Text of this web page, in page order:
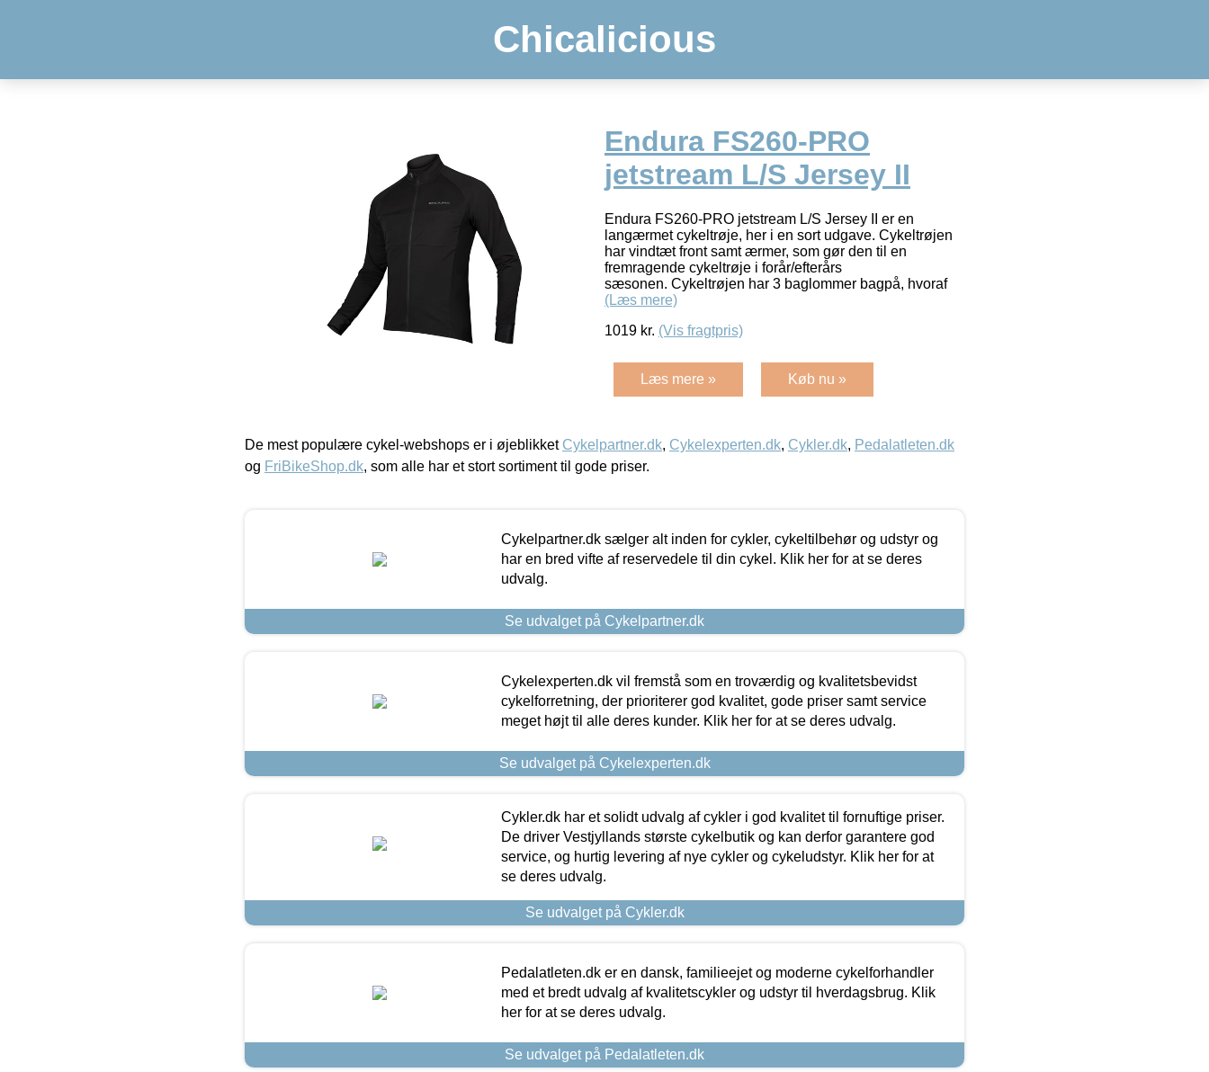
Chicalicious
Endura FS260-PRO
jetstream L/S Jersey II
Endura FS260-PRO jetstream L/S Jersey II er en
langærmet cykeltrøje, her i en sort udgave. Cykeltrøjen
har vindtæt front samt ærmer, som gør den til en
fremragende cykeltrøje i forår/efterårs
sæsonen. Cykeltrøjen har 3 baglommer bagpå, hvoraf
(Læs mere)
1019 kr. (Vis fragtpris)
Læs mere » Køb nu »
De mest populære cykel-webshops er i øjeblikket Cykelpartner.dk, Cykelexperten.dk, Cykler.dk, Pedalatleten.dk
og FriBikeShop.dk, som alle har et stort sortiment til gode priser.
Cykelpartner.dk sælger alt inden for cykler, cykeltilbehør og udstyr og
har en bred vifte af reservedele til din cykel. Klik her for at se deres
udvalg.
Se udvalget på Cykelpartner.dk
Cykelexperten.dk vil fremstå som en troværdig og kvalitetsbevidst
cykelforretning, der prioriterer god kvalitet, gode priser samt service
meget højt til alle deres kunder. Klik her for at se deres udvalg.
Se udvalget på Cykelexperten.dk
Cykler.dk har et solidt udvalg af cykler i god kvalitet til fornuftige priser.
De driver Vestjyllands største cykelbutik og kan derfor garantere god
service, og hurtig levering af nye cykler og cykeludstyr. Klik her for at
se deres udvalg.
Se udvalget på Cykler.dk
Pedalatleten.dk er en dansk, familieejet og moderne cykelforhandler
med et bredt udvalg af kvalitetscykler og udstyr til hverdagsbrug. Klik
her for at se deres udvalg.
Se udvalget på Pedalatleten.dk